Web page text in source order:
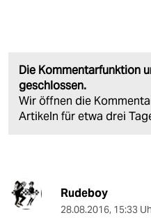
Die Kommentarfunktion
geschlossen.
Wir öffnen die
Artikeln für etwa drei
Rudeboy
28.08.2016, 15:33